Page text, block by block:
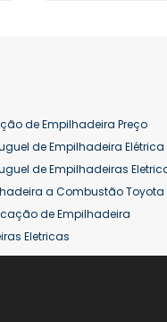
de Empilhadeira Preço
de Empilhadeira Elétrica
de Empilhadeiras
a Combustão Toyota
de Empilhadeira
Eletricas
Hyster